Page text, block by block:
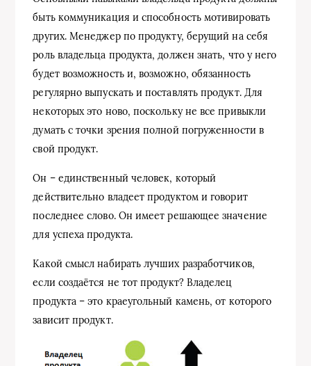
быть коммуникация и способность мотивировать
других. Менеджер по продукту, берущий на себя
роль владельца продукта, должен знать, что у него
будет возможность и, возможно, обязанность
регулярно выпускать и поставлять продукт. Для
некоторых это ново, поскольку не все привыкли
думать с точки зрения полной погруженности в
свой продукт.
Он – единственный человек, который
действительно владеет продуктом и говорит
последнее слово. Он имеет решающее значение
для успеха продукта.
Какой смысл набирать лучших разработчиков,
если создаётся не тот продукт? Владелец
продукта – это краеугольный камень, от которого
зависит продукт.